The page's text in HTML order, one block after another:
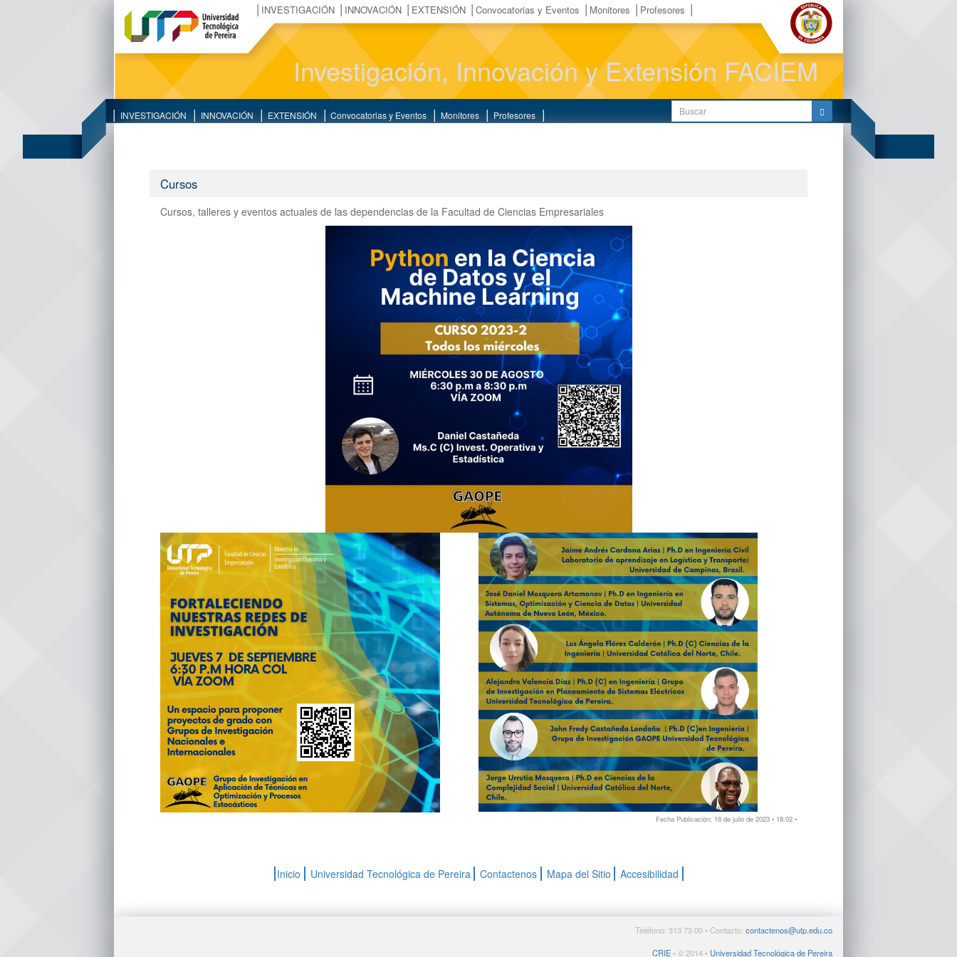
INVESTIGACIÓN INNOVACIÓN EXTENSIÓN Convocatorias y Eventos Monitores Profesores
Investigación, Innovación y Extensión FACIEM
INVESTIGACIÓN INNOVACIÓN EXTENSIÓN Convocatorias y Eventos Monitores Profesores
Buscar:
Cursos
Cursos, talleres y eventos actuales de las dependencias de la Facultad de Ciencias Empresariales
Fecha Publicación: 16 de julio de 2023 • 18:02 •
Inicio Universidad Tecnológica de Pereira Contactenos Mapa del Sitio Accesibilidad
Teléfono: 313 73 00 • Contacto: contactenos@utp.edu.co
CRIE • © 2014 • Universidad Tecnológica de Pereira